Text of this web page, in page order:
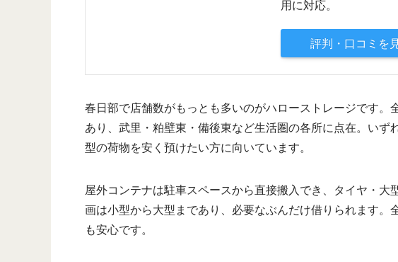
用に対応。
評判・口コミを
春日部で店舗数がもっとも多いのがハローストレージです
あり、武里・粕壁東・備後東など生活圏の各所に点在。い
型の荷物を安く預けたい方に向いています。
屋外コンテナは駐車スペースから直接搬入でき、タイヤ・
画は小型から大型まであり、必要なぶんだけ借りられます
も安心です。